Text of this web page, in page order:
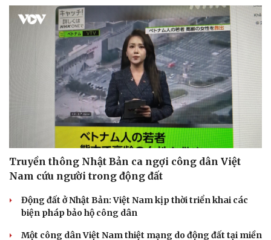
Truyền thông Nhật Bản ca ngợi công dân Việt
Nam cứu người trong động đất
Động đất ở Nhật Bản: Việt Nam kịp thời triển khai các
biện pháp bảo hộ công dân
Một công dân Việt Nam thiệt mạng do động đất tại miền